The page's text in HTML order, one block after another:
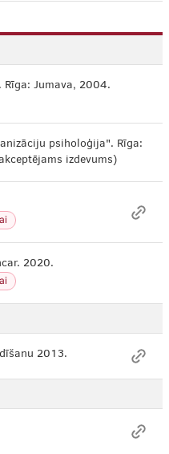
Rīga: Jumava, 2004.
psiholoģija". Rīga:
izdevums)
2020.
2013.